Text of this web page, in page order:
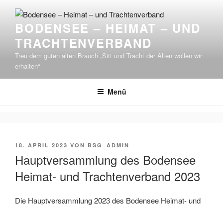
Inhalt
springenBODENSEE – HEIMAT – UND
TRACHTENVERBAND
Treu dem guten alten Brauch „Sitt und Tracht der Alten wollen wir
erhalten“
Menü
VERÖFFENTLICHT
18. APRIL 2023 VON BSG_ADMIN
Hauptversammlung des Bodensee
Heimat- und Trachtenverband 2023
Die Hauptversammlung 2023 des Bodensee Heimat- und